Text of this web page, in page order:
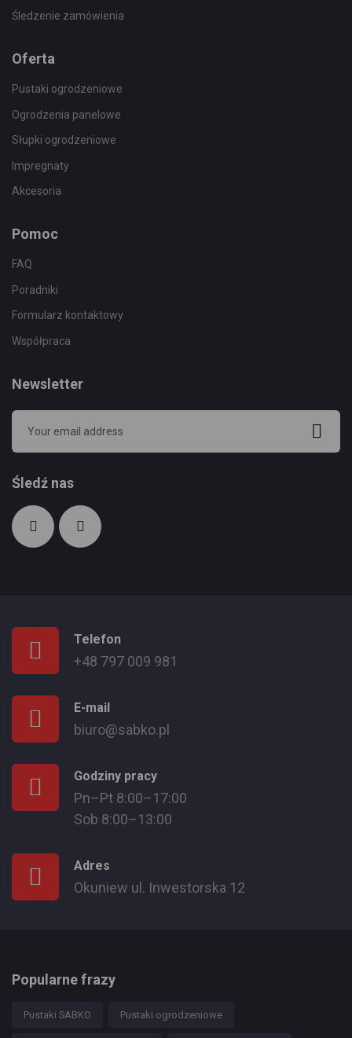
Śledzenie zamówienia
Oferta
Pustaki ogrodzeniowe
Ogrodzenia panelowe
Słupki ogrodzeniowe
Impregnaty
Akcesoria
Pomoc
FAQ
Poradniki
Formularz kontaktowy
Współpraca
Newsletter
Śledź nas
Telefon
+48 797 009 981
E-mail
biuro@sabko.pl
Godziny pracy
Pn–Pt 8:00–17:00
Sob 8:00–13:00
Adres
Okuniew ul. Inwestorska 12
Popularne frazy
Pustaki SABKO Pustaki ogrodzeniowe